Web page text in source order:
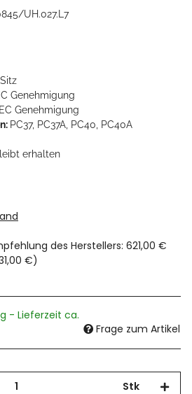
UH.027.L7
Genehmigung
EC Genehmigung
PC37, PC37A, PC40, PC40A
erhalten
des Herstellers: 621,00 €
€)
- Lieferzeit ca.
Frage zum Artikel
Stk